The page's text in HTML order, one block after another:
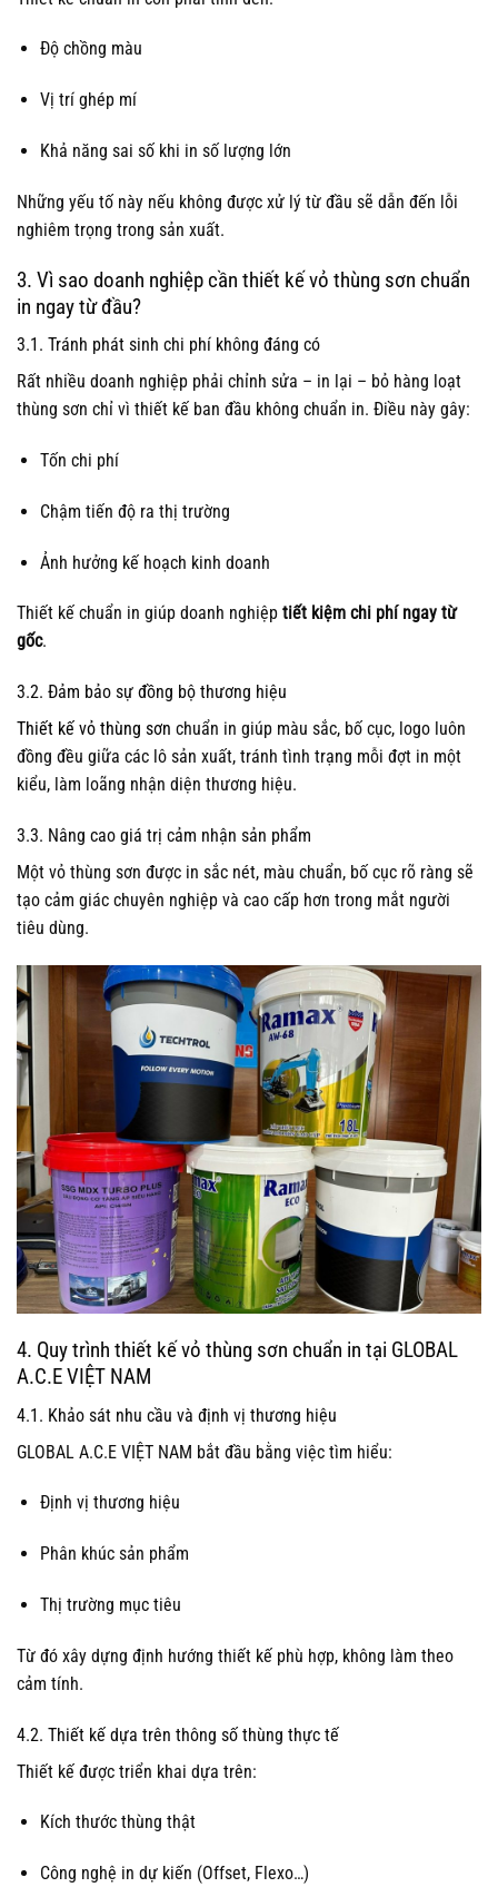
Độ chồng màu
Vị trí ghép mí
Khả năng sai số khi in số lượng lớn
Những yếu tố này nếu không được xử lý từ đầu sẽ dẫn đến lỗi
nghiêm trọng trong sản xuất.
3. Vì sao doanh nghiệp cần thiết kế vỏ thùng sơn chuẩn
in ngay từ đầu?
3.1. Tránh phát sinh chi phí không đáng có
Rất nhiều doanh nghiệp phải chỉnh sửa – in lại – bỏ hàng loạt
thùng sơn chỉ vì thiết kế ban đầu không chuẩn in. Điều này gây:
Tốn chi phí
Chậm tiến độ ra thị trường
Ảnh hưởng kế hoạch kinh doanh
Thiết kế chuẩn in giúp doanh nghiệp tiết kiệm chi phí ngay từ
gốc.
3.2. Đảm bảo sự đồng bộ thương hiệu
Thiết kế vỏ thùng sơn chuẩn in giúp màu sắc, bố cục, logo luôn
đồng đều giữa các lô sản xuất, tránh tình trạng mỗi đợt in một
kiểu, làm loãng nhận diện thương hiệu.
3.3. Nâng cao giá trị cảm nhận sản phẩm
Một vỏ thùng sơn được in sắc nét, màu chuẩn, bố cục rõ ràng sẽ
tạo cảm giác chuyên nghiệp và cao cấp hơn trong mắt người
tiêu dùng.
4. Quy trình thiết kế vỏ thùng sơn chuẩn in tại GLOBAL
A.C.E VIỆT NAM
4.1. Khảo sát nhu cầu và định vị thương hiệu
GLOBAL A.C.E VIỆT NAM bắt đầu bằng việc tìm hiểu:
Định vị thương hiệu
Phân khúc sản phẩm
Thị trường mục tiêu
Từ đó xây dựng định hướng thiết kế phù hợp, không làm theo
cảm tính.
4.2. Thiết kế dựa trên thông số thùng thực tế
Thiết kế được triển khai dựa trên:
Kích thước thùng thật
Công nghệ in dự kiến (Offset, Flexo…)